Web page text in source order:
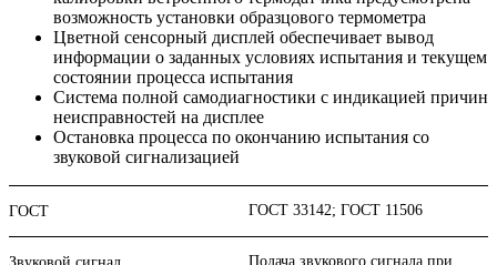
возможность установки образцового термометра
Цветной сенсорный дисплей обеспечивает вывод
информации о заданных условиях испытания и текущем
состоянии процесса испытания
Система полной самодиагностики с индикацией причин
неисправностей на дисплее
Остановка процесса по окончанию испытания со
звуковой сигнализацией
ГОСТ ГОСТ 33142; ГОСТ 11506
Подача звукового сигнала при